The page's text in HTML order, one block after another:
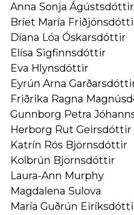
Anna Sonja Ágústsdóttir
Bríet María
Díana Lóa Óskarsdóttir
Elísa Sigfinnsdóttir
Eva Hlynsdóttir
Eyrún Arna
Friðrika Ragna
Gunnborg Petra
Herborg Rut Geirsdóttir
Katrín Rós Björnsdóttir
Kolbrún Björnsdóttir
Laura-Ann Murphy
Magdalena Sulova
María Guðrún